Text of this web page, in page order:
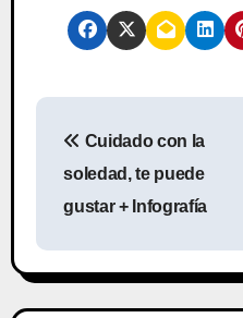
e
g
Cuidado con la
soledad, te puede
gustar + Infografía